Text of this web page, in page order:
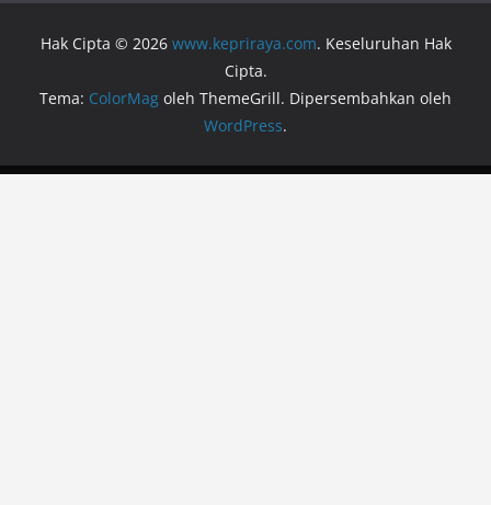
Hak Cipta © 2026 www.kepriraya.com. Keseluruhan Hak
Cipta.
Tema: ColorMag oleh ThemeGrill. Dipersembahkan oleh
WordPress.